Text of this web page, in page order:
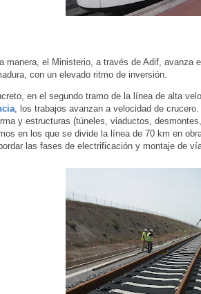
manera, el Ministerio, a través de Adif, avanza
con un elevado ritmo de inversión.
en el segundo tramo de la línea de alta
, los trabajos avanzan a velocidad de
y estructuras (túneles, viaductos,
en los que se divide la línea de 70 km en
las fases de electrificación y montaje de